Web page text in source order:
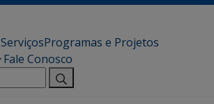
ServiçosProgramas e Projetos
Fale Conosco